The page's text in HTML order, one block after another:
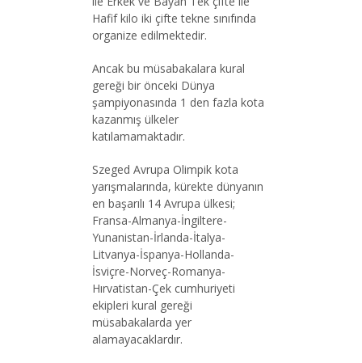
Hafif kilo iki çifte tekne sınıfında
organize edilmektedir.
Ancak bu müsabakalara kural
gereği bir önceki Dünya
şampiyonasında 1 den fazla kota
kazanmış ülkeler
katılamamaktadır.
Szeged Avrupa Olimpik kota
yarışmalarında, kürekte dünyanın
en başarılı 14 Avrupa ülkesi;
Fransa-Almanya-İngiltere-
Yunanistan-İrlanda-İtalya-
Litvanya-İspanya-Hollanda-
İsviçre-Norveç-Romanya-
Hırvatistan-Çek cumhuriyeti
ekipleri kural gereği
müsabakalarda yer
alamayacaklardır.